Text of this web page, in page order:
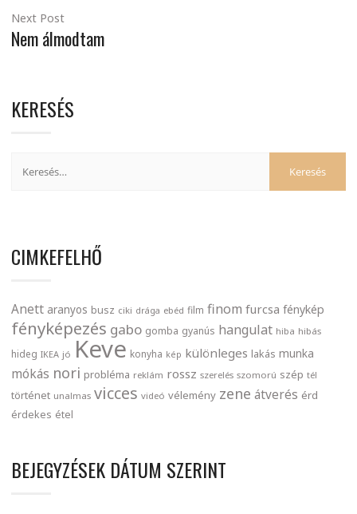
Next Post
Nem álmodtam
KERESÉS
CIMKEFELHŐ
Anett aranyos busz ciki drága ebéd film finom furcsa fénykép
fényképezés gabo gomba gyanús hangulat hiba hibás
hideg IKEA jó Keve konyha kép különleges lakás munka
mókás nori probléma reklám rossz szerelés szomorú szép tél
történet unalmas vicces videó vélemény zene átverés érd
érdekes étel
BEJEGYZÉSEK DÁTUM SZERINT